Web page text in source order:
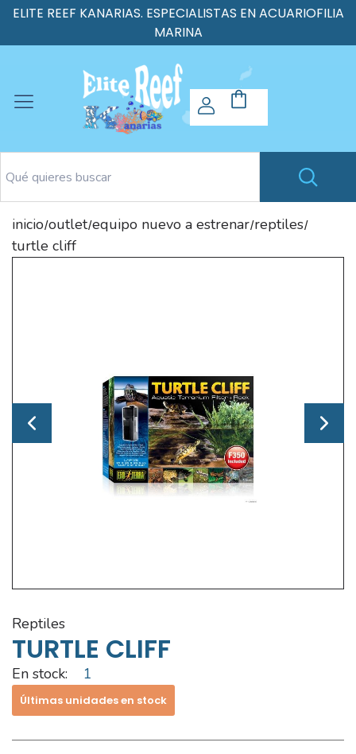
ELITE REEF KANARIAS. ESPECIALISTAS EN ACUARIOFILIA
MARINA
inicio/outlet/equipo nuevo a estrenar/reptiles/
turtle cliff
reptiles
TURTLE CLIFF
En stock: 1
Últimas unidades en stock